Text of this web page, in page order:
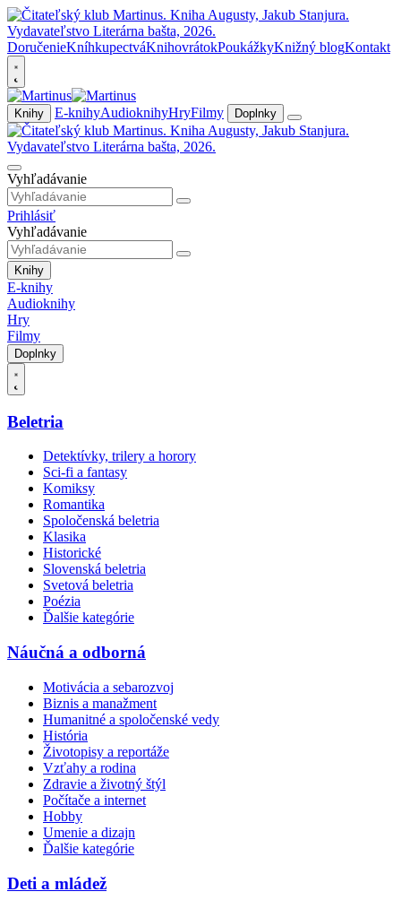
DoručenieKníhkupectváKnihovrátokPoukážkyKnižný blogKontakt
Knihy E-knihyAudioknihyHryFilmy Doplnky
Vyhľadávanie
Prihlásiť
Vyhľadávanie
Knihy
E-knihy
Audioknihy
Hry
Filmy
Doplnky
Beletria
Detektívky, trilery a horory
Sci-fi a fantasy
Komiksy
Romantika
Spoločenská beletria
Klasika
Historické
Slovenská beletria
Svetová beletria
Poézia
Ďalšie kategórie
Náučná a odborná
Motivácia a sebarozvoj
Biznis a manažment
Humanitné a spoločenské vedy
História
Životopisy a reportáže
Vzťahy a rodina
Zdravie a životný štýl
Počítače a internet
Hobby
Umenie a dizajn
Ďalšie kategórie
Deti a mládež